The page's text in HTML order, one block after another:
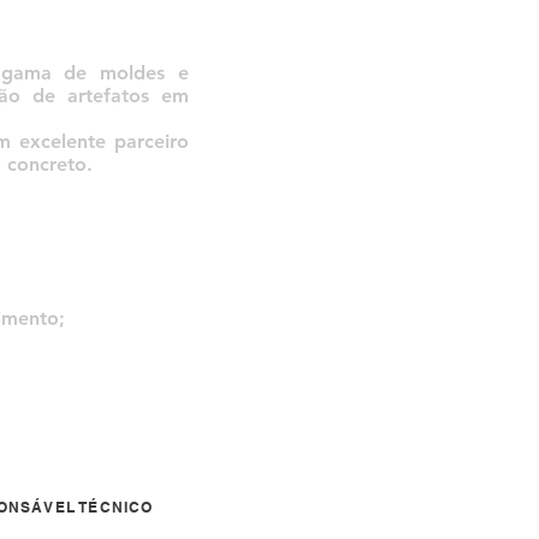
de moldes e
de artefatos em
excelente parceiro
concreto.
TÉCNICO